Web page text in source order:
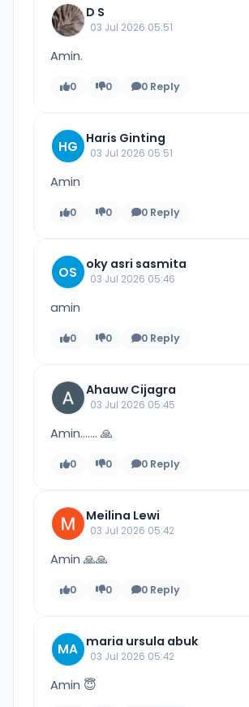
D S
03 Jul 2026 05:51
Amin.
0 0 0 Reply
HG Haris Ginting
03 Jul 2026 05:51
Amin
0 0 0 Reply
OS oky asri sasmita
03 Jul 2026 05:46
amin
0 0 0 Reply
Ahauw Cijagra
03 Jul 2026 05:45
Amin....... 🙏
0 0 0 Reply
Meilina Lewi
03 Jul 2026 05:42
Amin 🙏🙏
0 0 0 Reply
MA maria ursula abuk
03 Jul 2026 05:42
Amin 😇